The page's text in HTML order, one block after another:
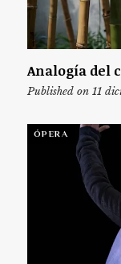
Analogía del
Published on 11
ÓPERA